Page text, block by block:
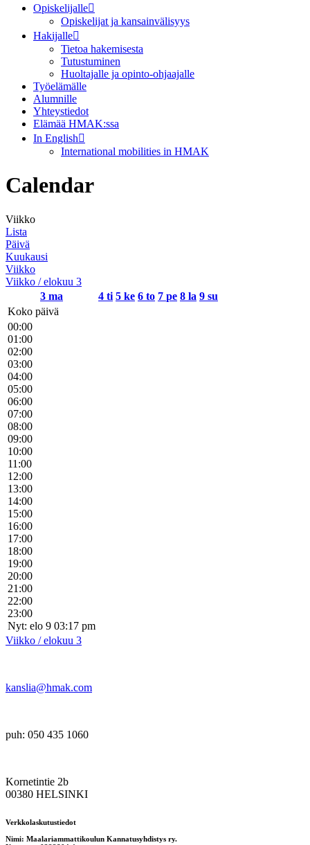
Opiskelijalle
Opiskelijat ja kansainvälisyys
Hakijalle
Tietoa hakemisesta
Tutustuminen
Huoltajalle ja opinto-ohjaajalle
Työelämälle
Alumnille
Yhteystiedot
Elämää HMAK:ssa
In English
International mobilities in HMAK
Calendar
Viikko
Lista
Päivä
Kuukausi
Viikko
Viikko / elokuu 3
3 ma 4 ti 5 ke 6 to 7 pe 8 la 9 su
Koko päivä
00:00
01:00
02:00
03:00
04:00
05:00
06:00
07:00
08:00
09:00
10:00
11:00
12:00
13:00
14:00
15:00
16:00
17:00
18:00
19:00
20:00
21:00
22:00
23:00
Nyt: elo 9 03:17 pm
Viikko / elokuu 3
kanslia@hmak.com
puh: 050 435 1060
Kornetintie 2b
00380 HELSINKI
Verkkolaskutustiedot
Nimi: Maalariammattikoulun Kannatusyhdistys ry.